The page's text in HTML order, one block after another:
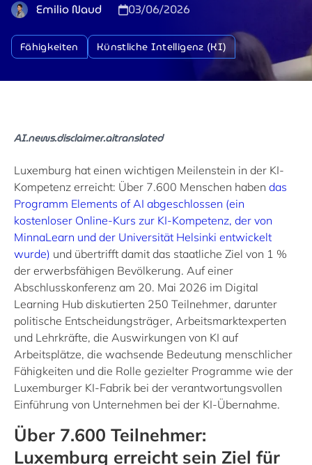
Emilio Naud 03/06/2026
Fähigkeiten Künstliche Intelligenz (KI)
AI.news.disclaimer.aitranslated
Luxemburg hat einen wichtigen Meilenstein in der KI-
Kompetenz erreicht: Über 7.600 Menschen haben das
Programm Elements of AI abgeschlossen (ein
kostenloser Online-Kurs zur KI-Kompetenz, der von
MinnaLearn und der Universität Helsinki entwickelt
wurde) und übertrifft damit das staatliche Ziel von 1 %
der erwerbsfähigen Bevölkerung. Auf einer
Abschlusskonferenz am 20. Mai 2026 im Digital
Learning Hub diskutierten 250 Teilnehmer, darunter
politische Entscheidungsträger, Arbeitsmarktexperten
und Lehrkräfte, die Auswirkungen von KI auf
Arbeitsplätze, die wachsende Bedeutung menschlicher
Fähigkeiten und die Rolle gezielter Programme wie der
Luxemburger KI-Fabrik bei der verantwortungsvollen
Einführung von Unternehmen bei der KI-Übernahme.
Über 7.600 Teilnehmer:
Luxemburg erreicht sein Ziel für